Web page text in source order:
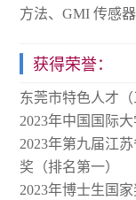
方法、GMI 传感
获得荣誉：
东莞市特色人才（
2023年中国国际
2023年第九届江
奖（排名第一）
2023年博士生国家